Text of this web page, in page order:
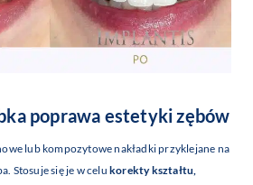
poprawa estetyki zębów
lub kompozytowe nakładki przyklejane na
Stosuje się je w celu korekty kształtu,